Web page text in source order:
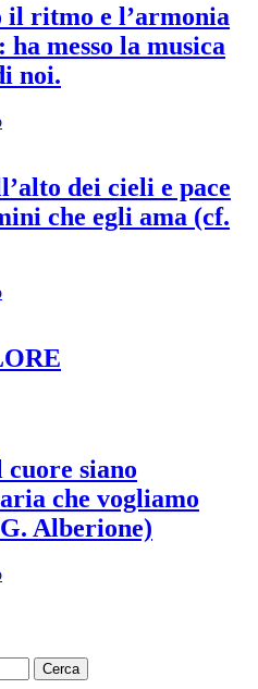
il ritmo e l’armonia
messo la musica
noi.
dei cieli e pace
che egli ama (cf.
cuore siano
che vogliamo
Alberione)